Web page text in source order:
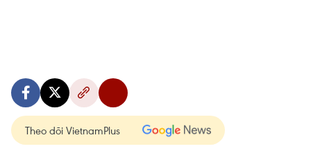
Theo dõi VietnamPlus